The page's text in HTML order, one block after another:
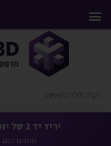
יריד יד 2 של יזמקו תלת מימד מתחיל עכשיו
מחכים לכם